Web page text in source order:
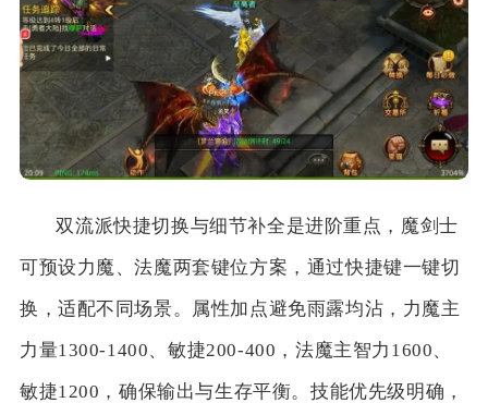
双流派快捷切换与细节补全是进阶重点，魔剑士
可预设力魔、法魔两套键位方案，通过快捷键一键切
换，适配不同场景。属性加点避免雨露均沾，力魔主
力量1300-1400、敏捷200-400，法魔主智力1600、
敏捷1200，确保输出与生存平衡。技能优先级明确，